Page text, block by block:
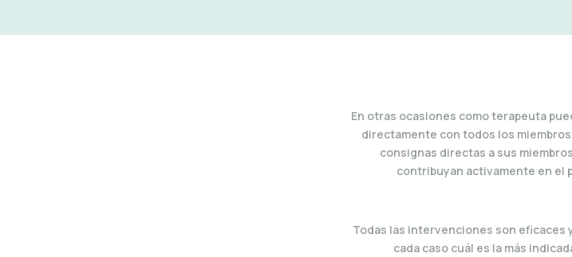
En otras ocasiones como terapeuta
directamente con todos los
consignas directas a sus
contribuyan activamente en el
Todas las intervenciones son eficaces
cada caso cuál es la más